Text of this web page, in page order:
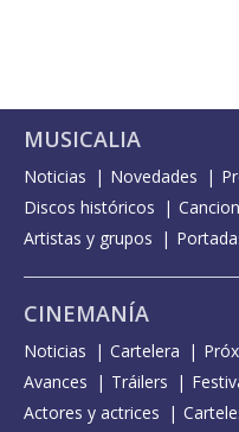
MUSICALIA
Noticias Novedades
Discos históricos
Artistas y grupos
CINEMANÍA
Noticias Cartelera
Avances
Tráilers
Actores y actrices